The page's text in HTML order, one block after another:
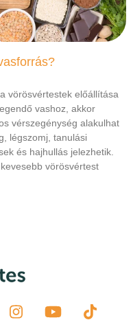
vörösvértestek előállítása
vashoz, akkor
vérszegénység alakulhat
légszomj, tanulási
és hajhullás jelezhetik.
vörösvértest